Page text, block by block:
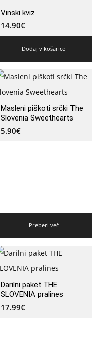
Vinski kviz
14.90€
Dodaj v košarico
Masleni piškoti srčki The
Slovenia Sweethearts
5.90€
Preberi več
Darilni paket THE
SLOVENIA pralines
17.99€